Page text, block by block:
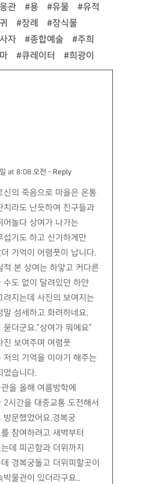
의 의미, 그리고 이와 관련된
대한 새로운 인식을 할 수
박물관 민속연구과장
#고인돌 #공양
#광대
장 #극락세계
#기와집
#망나니
#망자
#상여
#상여계
인 #선인
#시신
관 #용 #유물
#장례
#장식물
자 #종합예술
#큐레이터 #희광이